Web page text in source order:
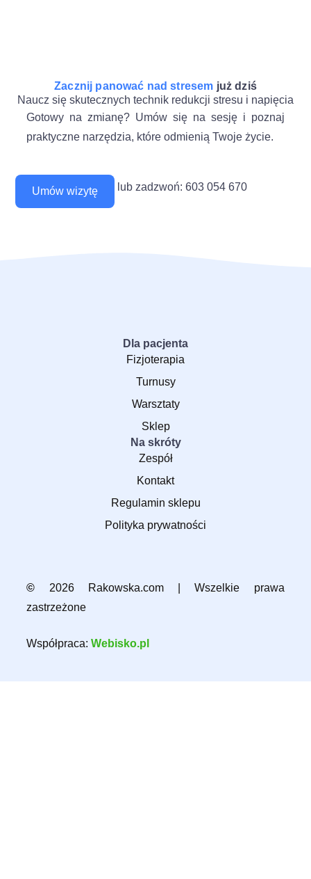
Zacznij panować nad stresem już dziś
Naucz się skutecznych technik redukcji stresu i napięcia
Gotowy na zmianę? Umów się na sesję i poznaj
praktyczne narzędzia, które odmienią Twoje życie.
Umów wizytę lub zadzwoń: 603 054 670
Dla pacjenta
Fizjoterapia
Turnusy
Warsztaty
Sklep
Na skróty
Zespół
Kontakt
Regulamin sklepu
Polityka prywatności
© 2026 Rakowska.com | Wszelkie prawa
zastrzeżone
Współpraca:Webisko.pl